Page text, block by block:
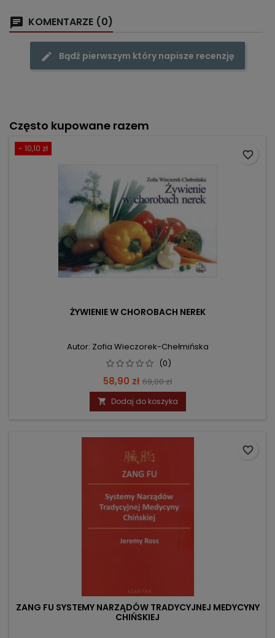
KOMENTARZE (0)
Bądź pierwszym który napisze recenzję
Często kupowane razem
- 10,10 zł
ŻYWIENIE W CHOROBACH NEREK
Autor: Zofia Wieczorek-Chełmińska
(0)
Cena
58,90 zł Cena
podstawowa
69,00 zł
 Dodaj do koszyka
favorite_border
ZANG FU SYSTEMY NARZĄDÓW TRADYCYJNEJ MEDYCYNY
CHIŃSKIEJ
favorite_border